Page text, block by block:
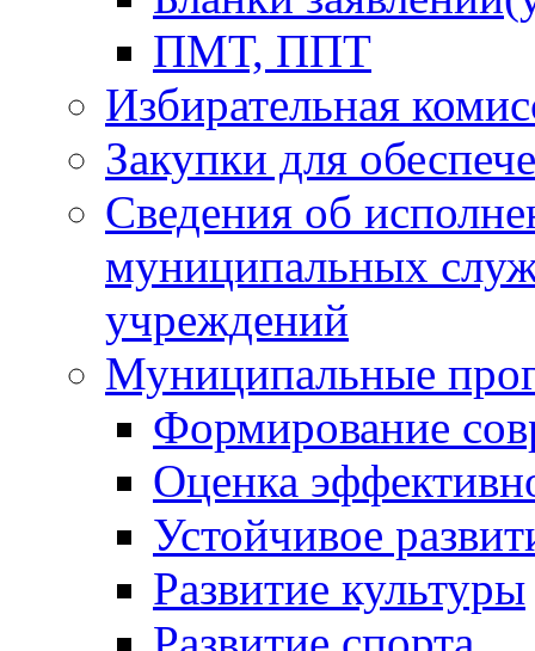
ПМТ, ППТ
Избирательная
Закупки для
Сведения об
муниципальных
учреждений
Муниципальные
Формирование
Оценка
Устойчивое
Развитие культуры